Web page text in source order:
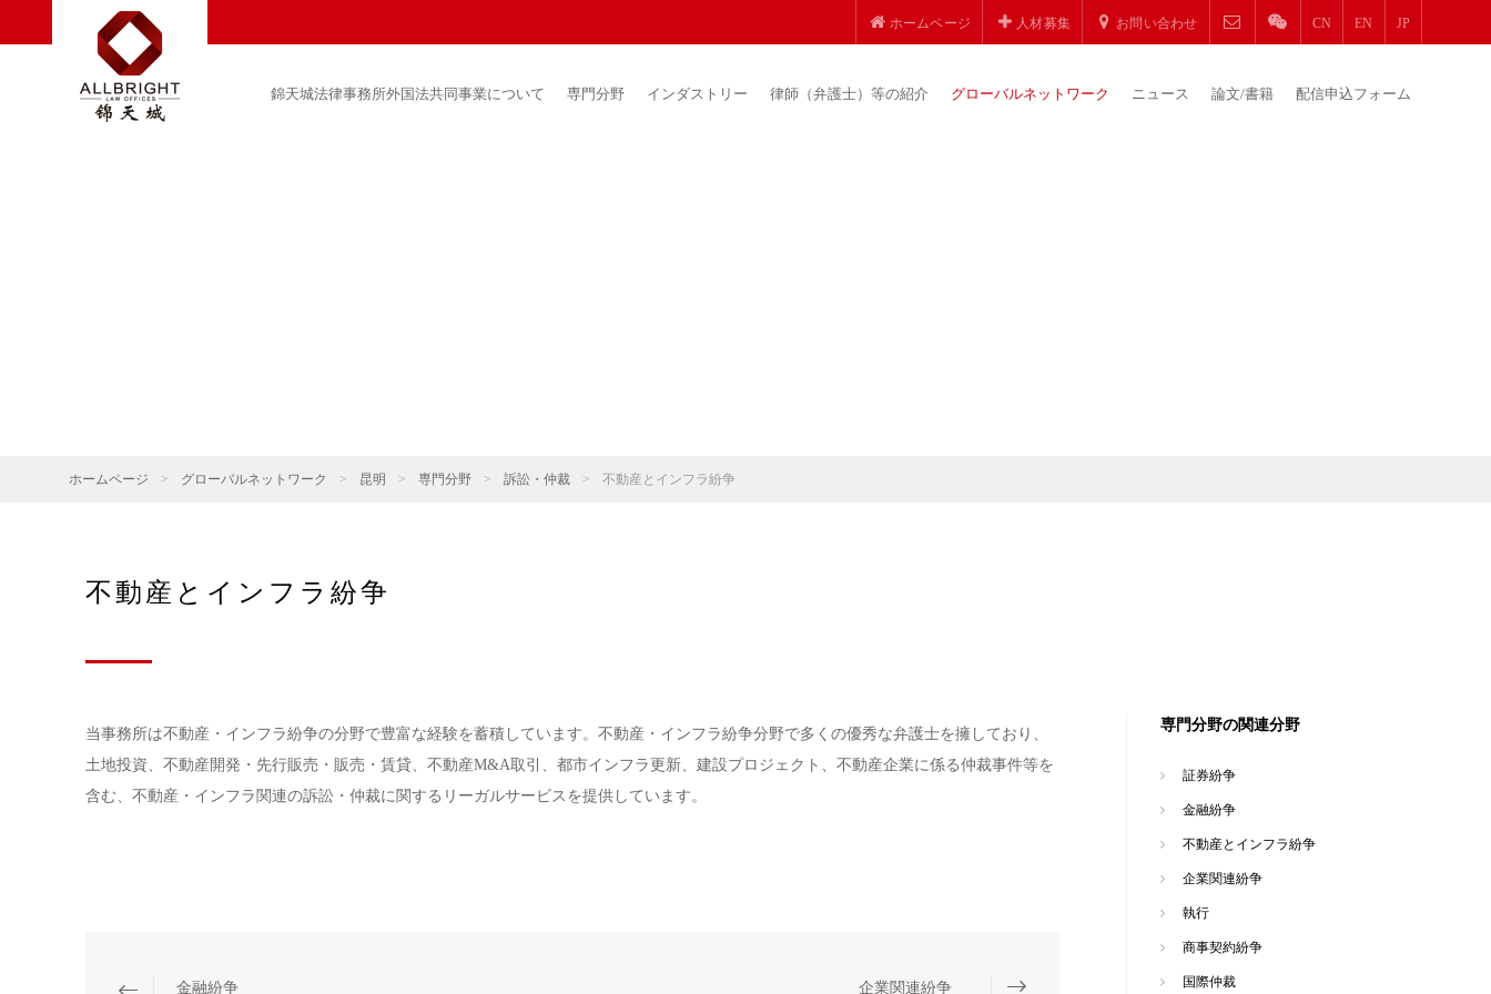
ホームページ 人材募集 お問い合わせ CN EN JP
錦天城法律事務所外国法共同事業について 専門分野 インダストリー 律師（弁護士）等の紹介 グローバルネットワーク ニュース 論文/書籍 配信申込フォーム
ホームページ > グローバルネットワーク > 昆明 > 専門分野 > 訴訟・仲裁 > 不動産とインフラ紛争
不動産とインフラ紛争
当事務所は不動産・インフラ紛争の分野で豊富な経験を蓄積しています。不動産・インフラ紛争分野で多くの優秀な弁護士を擁しており、
土地投資、不動産開発・先行販売・販売・賃貸、不動産M&A取引、都市インフラ更新、建設プロジェクト、不動産企業に係る仲裁事件等を
含む、不動産・インフラ関連の訴訟・仲裁に関するリーガルサービスを提供しています。
金融紛争 企業関連紛争
専門分野の関連分野
証券紛争
金融紛争
不動産とインフラ紛争
企業関連紛争
執行
商事契約紛争
国際仲裁